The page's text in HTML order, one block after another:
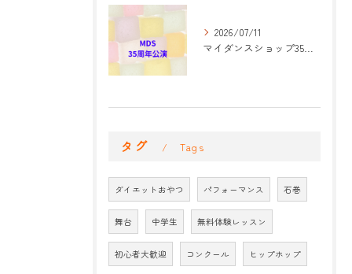
2026/07/11
マイダンスショップ35周年記念公演 振付開始
タグ Tags
ダイエットおやつ パフォーマンス 石巻
舞台 中学生 無料体験レッスン
初心者大歓迎 コンクール ヒップホップ